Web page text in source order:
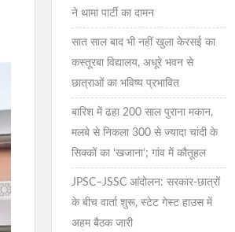
ने थामा पार्टी का दामन
सात साल बाद भी नहीं खुला केरसई का
कस्तूरबा विद्यालय, अधूरे भवन से
छात्राओं का भविष्य प्रभावित
बारिश में ढहा 200 साल पुराना मकान,
मलबे से निकला 300 से ज्यादा चांदी के
सिक्कों का ‘खजाना’; गांव में कौतूहल
JPSC–JSSC आंदोलन: सरकार-छात्रों
के बीच वार्ता शुरू, स्टेट गेस्ट हाउस में
अहम बैठक जारी